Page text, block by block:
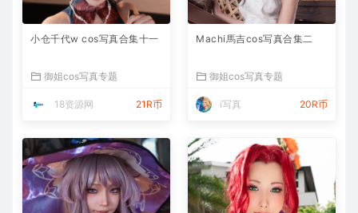
小仓千代w cos写真合集十一
御姐cos写真专题
18资源网 21R币
Machi馬吉cos写真合集二
御姐cos写真专题
i写真 20R币